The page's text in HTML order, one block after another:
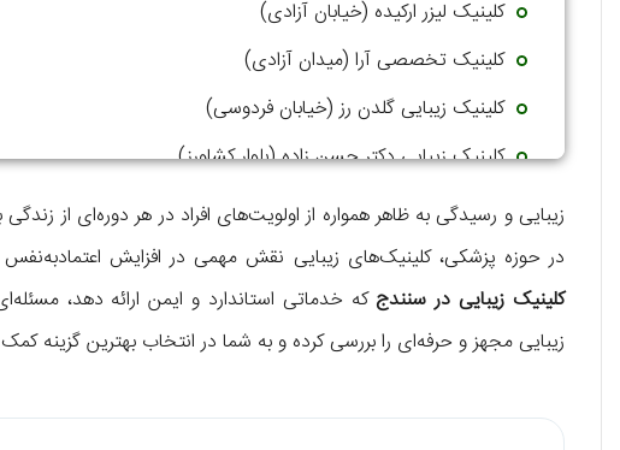
کلینیک لیزر ارکیده (خیابان آزادی)
کلینیک تخصصی آرا (میدان آزادی)
کلینیک زیبایی گلدن رز (خیابان فردوسی)
کلینیک زیبایی دکتر حسن زاده (بلوار کشاورز)
زیبایی و رسیدگی به ظاهر همواره از اولویت‌های افراد در هر دوره‌ای از
در حوزه پزشکی، کلینیک‌های زیبایی نقش مهمی در افزایش
کلینیک زیبایی در سنندجکه خدماتی استاندارد و ایمن ارائه دهد،
زیبایی مجهز و حرفه‌ای را بررسی کرده و به شما در انتخاب بهترین گزینه